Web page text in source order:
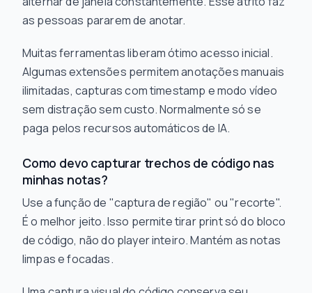
as pessoas pararem de anotar.
Muitas ferramentas liberam ótimo acesso inicial.
Algumas extensões permitem anotações manuais
ilimitadas, capturas com timestamp e modo vídeo
sem distração sem custo. Normalmente só se
paga pelos recursos automáticos de IA.
Como devo capturar trechos de código nas
minhas notas?
Use a função de "captura de região" ou "recorte".
É o melhor jeito. Isso permite tirar print só do bloco
de código, não do player inteiro. Mantém as notas
limpas e focadas.